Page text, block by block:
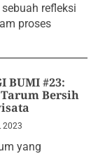
refleksi
proses
BUMI #23:
Bersih
2023
yang